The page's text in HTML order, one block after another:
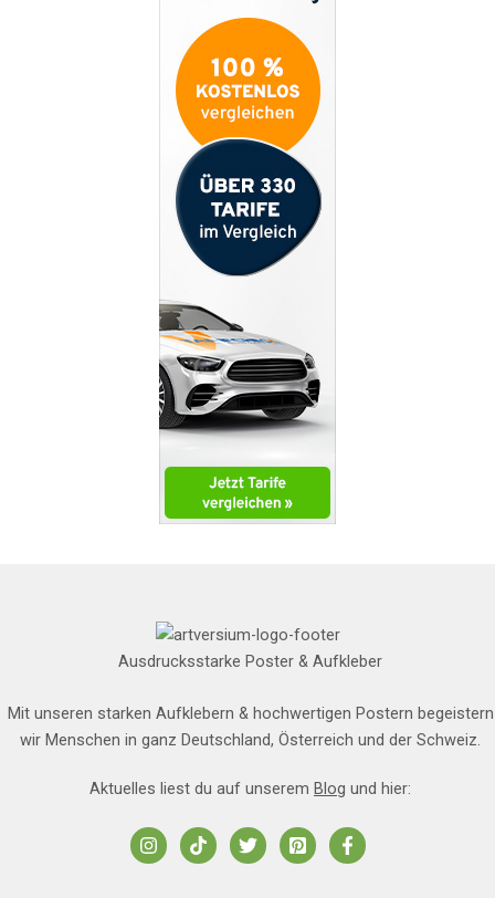
Ausdrucksstarke Poster & Aufkleber
Mit unseren starken Aufklebern & hochwertigen Postern begeistern
wir Menschen in ganz Deutschland, Österreich und der Schweiz.
Aktuelles liest du auf unserem Blog und hier: